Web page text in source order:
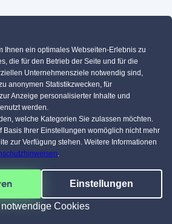
Ihnen ein optimales Webseiten-Erlebnis zu
die für den Betrieb der Seite und für die
Unternehmensziele notwendig sind,
anonymen Statistikzwecken, für
Anzeige personalisierter Inhalte und
werden.
welche Kategorien Sie zulassen möchten.
Basis Ihrer Einstellungen womöglich nicht mehr
zur Verfügung stehen. Weitere Informationen
.
Einstellungen
notwendige Cookies